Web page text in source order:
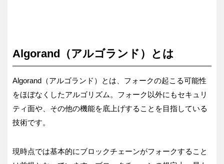
Algorand（アルゴランド）とは
Algorand（アルゴランド）とは、フォークの起こる可能性
をほぼなくしたアルゴリズム。フォーク以外にもセキュリ
ティ面や、その他の機能を底上げすることを目指している
技術です。
現時点では基本的にブロックチェーンがフォークすること